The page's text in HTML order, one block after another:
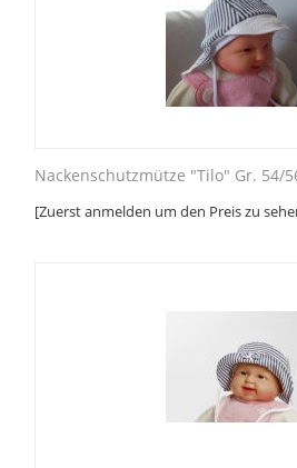
Nackenschutzmütze "Tilo" Gr. 54/
[Zuerst anmelden um den Preis zu